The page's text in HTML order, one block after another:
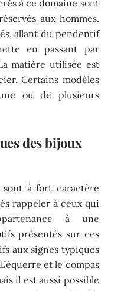
à ce domaine sont
aux hommes.
allant du pendentif
en passant par
matière utilisée est
Certains modèles
ou de plusieurs
des bijoux
sont à fort caractère
rappeler à ceux qui
à une
présentés sur ces
aux signes typiques
et le compas
il est aussi possible